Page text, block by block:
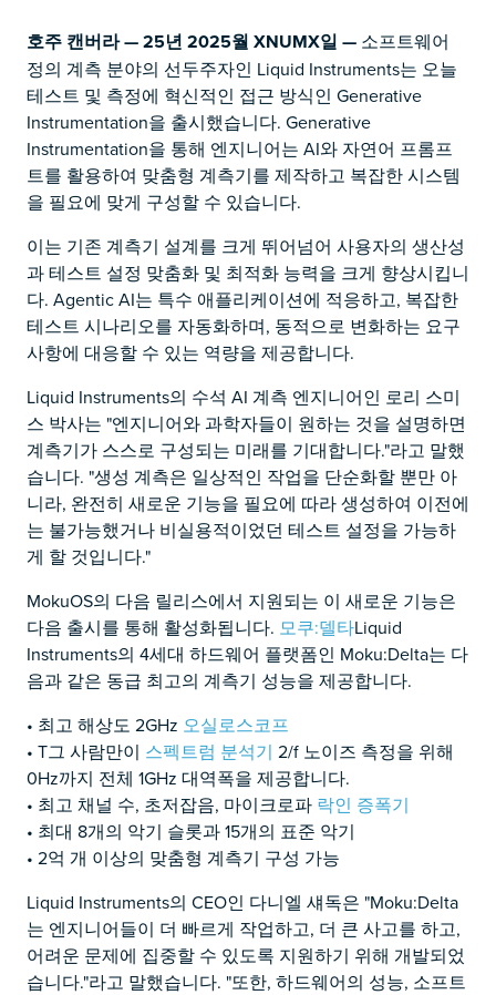
호주 캔버라 — 25년 2025월 XNUMX일 — 소프트웨어
정의 계측 분야의 선두주자인 Liquid Instruments는 오늘
테스트 및 측정에 혁신적인 접근 방식인 Generative
Instrumentation을 출시했습니다. Generative
Instrumentation을 통해 엔지니어는 AI와 자연어 프롬프
트를 활용하여 맞춤형 계측기를 제작하고 복잡한 시스템
을 필요에 맞게 구성할 수 있습니다.
이는 기존 계측기 설계를 크게 뛰어넘어 사용자의 생산성
과 테스트 설정 맞춤화 및 최적화 능력을 크게 향상시킵니
다. Agentic AI는 특수 애플리케이션에 적응하고, 복잡한
테스트 시나리오를 자동화하며, 동적으로 변화하는 요구
사항에 대응할 수 있는 역량을 제공합니다.
Liquid Instruments의 수석 AI 계측 엔지니어인 로리 스미
스 박사는 "엔지니어와 과학자들이 원하는 것을 설명하면
계측기가 스스로 구성되는 미래를 기대합니다."라고 말했
습니다. "생성 계측은 일상적인 작업을 단순화할 뿐만 아
니라, 완전히 새로운 기능을 필요에 따라 생성하여 이전에
는 불가능했거나 비실용적이었던 테스트 설정을 가능하
게 할 것입니다."
MokuOS의 다음 릴리스에서 지원되는 이 새로운 기능은
다음 출시를 통해 활성화됩니다. 모쿠:델타Liquid
Instruments의 4세대 하드웨어 플랫폼인 Moku:Delta는 다
음과 같은 동급 최고의 계측기 성능을 제공합니다.
• 최고 해상도 2GHz 오실로스코프
• T그 사람만이 스펙트럼 분석기 2/f 노이즈 측정을 위해
0Hz까지 전체 1GHz 대역폭을 제공합니다.
• 최고 채널 수, 초저잡음, 마이크로파 락인 증폭기
• 최대 8개의 악기 슬롯과 15개의 표준 악기
• 2억 개 이상의 맞춤형 계측기 구성 가능
Liquid Instruments의 CEO인 다니엘 섀독은 "Moku:Delta
는 엔지니어들이 더 빠르게 작업하고, 더 큰 사고를 하고,
어려운 문제에 집중할 수 있도록 지원하기 위해 개발되었
습니다."라고 말했습니다. "또한, 하드웨어의 성능, 소프트